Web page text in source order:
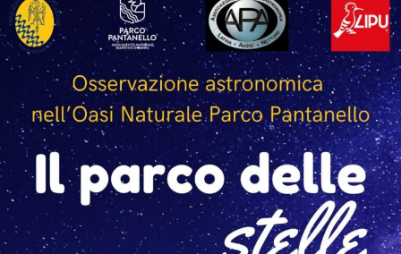
Ospiti della serata il regista Christian Marazziti e Marco
Giallini, che hanno incontrato il pubblico al termine
della proiezione, raccontando la realizzazione del film e
condividendo aneddoti ed esperienze legate al set e al
loro lavoro nel cinema. Tra gli ospiti presenti anche il
regista Paolo Genovese, già protagonista della serata
inaugurale della rassegna.